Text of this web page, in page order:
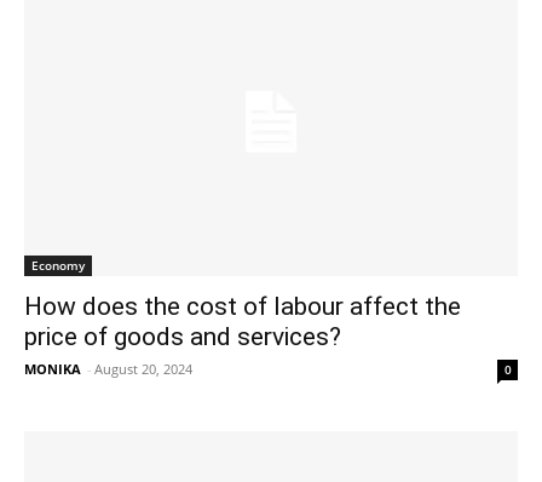
Economy
How does the cost of labour affect the
price of goods and services?
MONIKA - August 20, 2024 0